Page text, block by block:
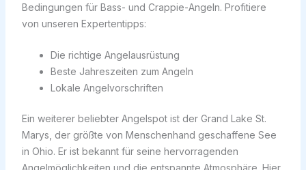
Bedingungen für Bass- und Crappie-Angeln. Profitiere
von unseren Expertentipps:
Die richtige Angelausrüstung
Beste Jahreszeiten zum Angeln
Lokale Angelvorschriften
Ein weiterer beliebter Angelspot ist der Grand Lake St.
Marys, der größte von Menschenhand geschaffene See
in Ohio. Er ist bekannt für seine hervorragenden